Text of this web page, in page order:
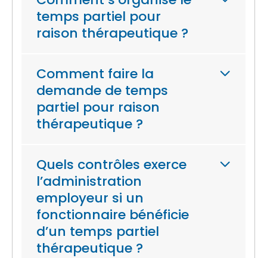
temps partiel pour
raison thérapeutique ?
Comment faire la
demande de temps
partiel pour raison
thérapeutique ?
Quels contrôles exerce
l’administration
employeur si un
fonctionnaire bénéficie
d’un temps partiel
thérapeutique ?